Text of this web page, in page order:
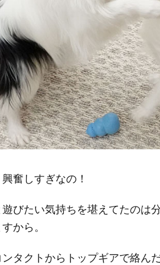
奮しすぎなの！
遊びたい気持ちを堪えてたのは
から。
タクトからトップギアで絡ん